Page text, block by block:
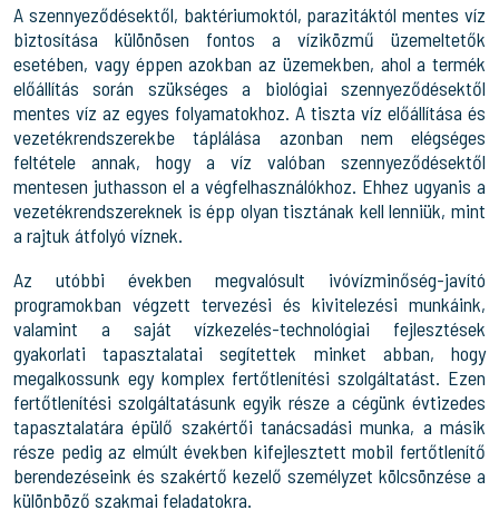
A szennyeződésektől, baktériumoktól, parazitáktól mentes víz
biztosítása különösen fontos a víziközmű üzemeltetők
esetében, vagy éppen azokban az üzemekben, ahol a termék
előállítás során szükséges a biológiai szennyeződésektől
mentes víz az egyes folyamatokhoz. A tiszta víz előállítása és
vezetékrendszerekbe táplálása azonban nem elégséges
feltétele annak, hogy a víz valóban szennyeződésektől
mentesen juthasson el a végfelhasználókhoz. Ehhez ugyanis a
vezetékrendszereknek is épp olyan tisztának kell lenniük, mint
a rajtuk átfolyó víznek.
Az utóbbi években megvalósult ivóvízminőség-javító
programokban végzett tervezési és kivitelezési munkáink,
valamint a saját vízkezelés-technológiai fejlesztések
gyakorlati tapasztalatai segítettek minket abban, hogy
megalkossunk egy komplex fertőtlenítési szolgáltatást. Ezen
fertőtlenítési szolgáltatásunk egyik része a cégünk évtizedes
tapasztalatára épülő szakértői tanácsadási munka, a másik
része pedig az elmúlt években kifejlesztett mobil fertőtlenítő
berendezéseink és szakértő kezelő személyzet kölcsönzése a
különböző szakmai feladatokra.